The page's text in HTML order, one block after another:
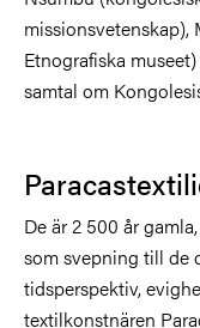
Etnografiska
samtal om
De är 2 500 år
som svepning till de
tidsperspektiv,
textilkonstnären